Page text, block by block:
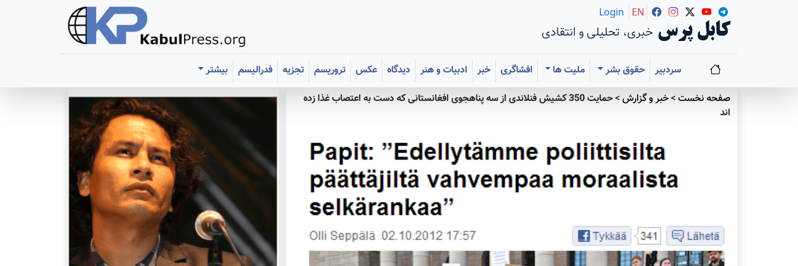
کابل پرس خبری، تحلیلی و انتقادی
Login EN
سردبیر حقوق بشر ملیت ها افشاگری خبر ادبیات و هنر دیدگاه عکس تروریسم تجزیه فدرالیسم
بیشتر
صفحه نخست>خبر و گزارش>
حمایت 350 کشیش فنلاندی از سه پناهجوی افغانستانی که دست به اعتصاب غذا زده
اند